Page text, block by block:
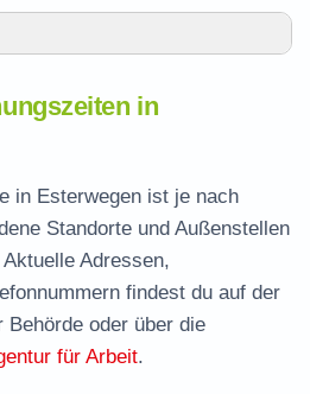
in
und Bürgergeld beantragen
– zuständige Stelle
ums Jobcenter
in
in Esterwegen ist je nach
Standorte und Außenstellen
Adressen,
findest du auf der
oder über die
für Arbeit.